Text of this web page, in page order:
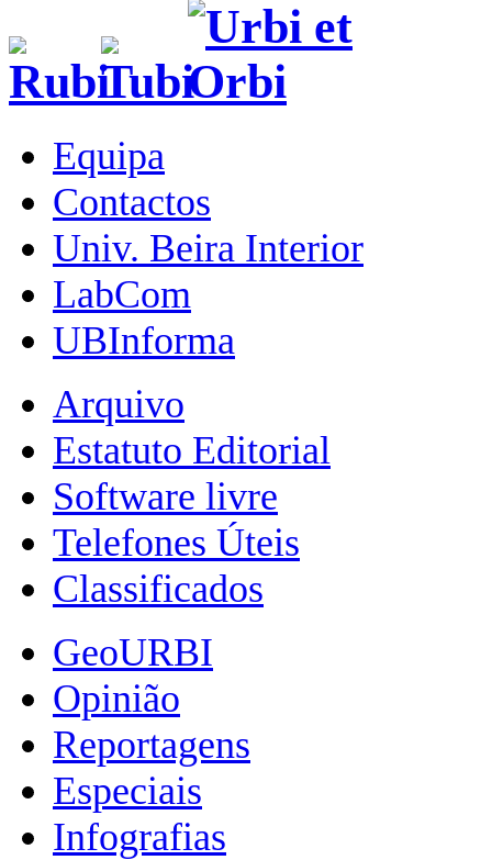
Equipa
Contactos
Univ. Beira Interior
LabCom
UBInforma
Arquivo
Estatuto Editorial
Software livre
Telefones Úteis
Classificados
GeoURBI
Opinião
Reportagens
Especiais
Infografias